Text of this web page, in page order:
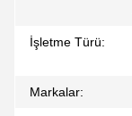
İşletme Türü:
Markalar: